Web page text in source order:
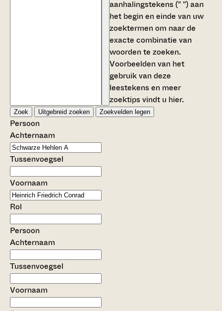
aanhalingstekens (" ")aan
het begin en einde van uw
zoektermen om naar de
exacte combinatie van
woorden te zoeken.
Voorbeelden van het
gebruik van deze
leestekens en meer
zoektips vindt u hier.
Zoek Uitgebreid zoeken Zoekvelden legen
Persoon
Achternaam
Tussenvoegsel
Voornaam
Rol
Persoon
Achternaam
Tussenvoegsel
Voornaam